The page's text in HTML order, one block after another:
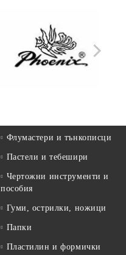
Флумастери и тънкописци
Пастели и тебешири
Чертожни инструменти и
пособия
Гуми, острилки, ножици
Папки
Пластилин и формички